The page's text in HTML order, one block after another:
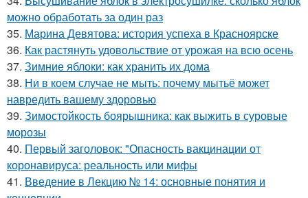
можно обработать за один раз
35. Марина Девятова: история успеха в Красноярске
36. Как растянуть удовольствие от урожая на всю осень
37. Зимние яблоки: как хранить их дома
38. Ни в коем случае не мыть: почему мытьё может
навредить вашему здоровью
39. Зимостойкость боярышника: как выжить в суровые
морозы
40. Первый заголовок: "Опасность вакцинации от
коронавируса: реальность или мифы
41. Введение в Лекцию № 14: основные понятия и